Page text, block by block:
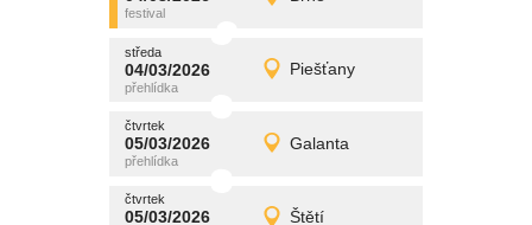
středa Detail
středa
04/03/2026 Piešťany
středa
04/03/2026 Detail
promítání
čtvrtek
05/03/2026 Galanta
čtvrtek
05/03/2026 Detail
promítání
čtvrtek
05/03/2026 Štětí
05/03/2026 promítání